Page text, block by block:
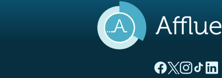
(new tab)
(new tab)
(new tab)